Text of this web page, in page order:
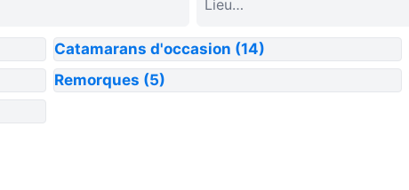
Catamarans d'occasion (14)
Remorques (5)